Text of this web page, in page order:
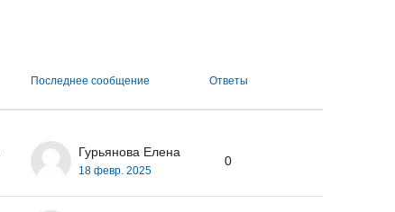
Последнее сообщение Ответы
Гурьянова Елена
18 февр. 2025
0